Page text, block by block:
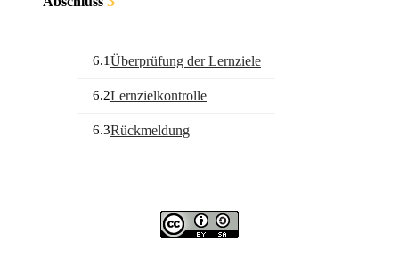
6.1Überprüfung der Lernziele
6.2Lernzielkontrolle
6.3Rückmeldung